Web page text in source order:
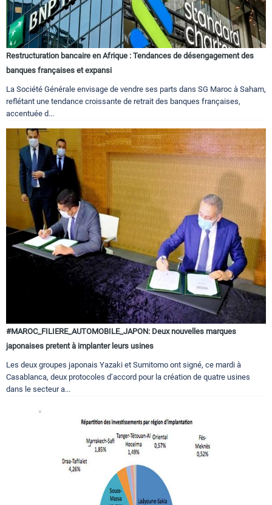
Restructuration bancaire en Afrique : Tendances de désengagement des
banques françaises et expansi
La Société Générale envisage de vendre ses parts dans SG Maroc à Saham,
reflétant une tendance croissante de retrait des banques françaises,
accentuée d...
#MAROC_FILIERE_AUTOMOBILE_JAPON: Deux nouvelles marques
japonaises pretent à implanter leurs usines
Les deux groupes japonais Yazaki et Sumitomo ont signé, ce mardi à
Casablanca, deux protocoles d’accord pour la création de quatre usines
dans le secteur a...